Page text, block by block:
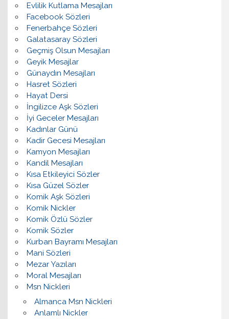
Evlilik Kutlama Mesajları
Facebook Sözleri
Fenerbahçe Sözleri
Galatasaray Sözleri
Geçmiş Olsun Mesajları
Geyik Mesajlar
Günaydın Mesajları
Hasret Sözleri
Hayat Dersi
İngilizce Aşk Sözleri
İyi Geceler Mesajları
Kadınlar Günü
Kadir Gecesi Mesajları
Kamyon Mesajları
Kandil Mesajları
Kısa Etkileyici Sözler
Kısa Güzel Sözler
Komik Aşk Sözleri
Komik Nickler
Komik Özlü Sözler
Komik Sözler
Kurban Bayramı Mesajları
Mani Sözleri
Mezar Yazıları
Moral Mesajları
Msn Nickleri
Almanca Msn Nickleri
Anlamlı Nickler